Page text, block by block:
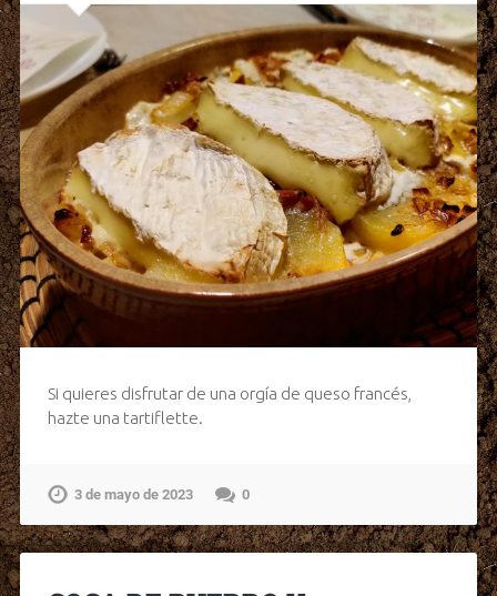
Si quieres disfrutar de una orgía de queso francés,
hazte una tartiflette.
3 de mayo de 2023 0